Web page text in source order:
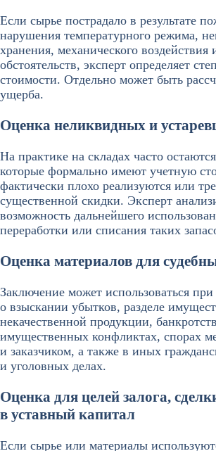
Если сырье пострадало в результате
нарушения температурного режима,
хранения, механического
обстоятельств, эксперт определяет
стоимости. Отдельно может быть
ущерба.
Оценка неликвидных и
На практике на складах часто
которые формально имеют учетную
фактически плохо реализуются или
существенной скидки. Эксперт
возможность дальнейшего
переработки или списания таких
Оценка материалов для
Заключение может использоваться
о взыскании убытков, разделе
некачественной продукции,
имущественных конфликтах, спорах
и заказчиком, а также в иных
и уголовных делах.
Оценка для целей залога,
в уставный капитал
Если сырье или материалы